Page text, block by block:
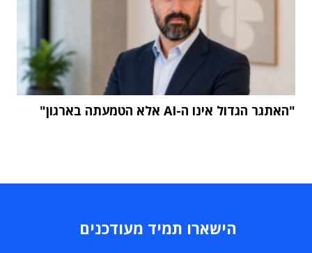
"האתגר הגדול אינו ה-AI אלא הטמעתה בארגון"
הישארו תמיד מעודכנים